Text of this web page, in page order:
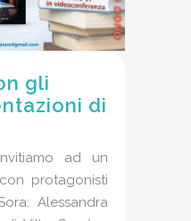
gli
di
ad un
protagonisti
Alessandra